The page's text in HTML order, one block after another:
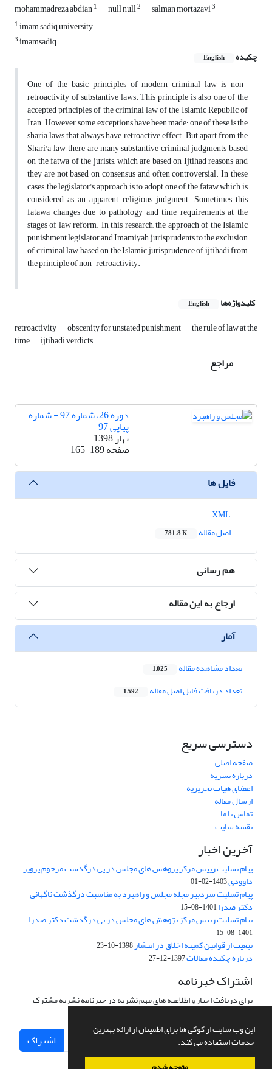
این وب سایت از کوکی ها برای اطمینان از ارائه بهترین
خدمات استفاده می کند.
mohammadreza abdian1 null null2 salman mortazavi3
1imam sadiq university
3imamsadiq
چکیده
English
One of the basic principles of modern criminal law is non-
retroactivity of substantive laws. This principle is also one of the
accepted principles of the criminal law of the Islamic Republic of
Iran. However, some exceptions have been made؛ one of these is the
sharia laws that always have retroactive effect. But apart from the
Shari'a law, there are many substantive criminal judgments based
on the fatwa of the jurists, which are based on Ijtihad reasons and
they are not based on consensus and often controversial. In these
cases, the legislator's approach is to adopt one of the fataw which is
considered as an apparent religious judgment. Sometimes this
fatawa changes due to pathology and time requirements at the
stages of law reform. In this research, the approach of the Islamic
punishment legislator and Imamiyah jurisprudents to the exclusion
of criminal law based on the Islamic jurisprudence of ijtihadi from
the principle of non-retroactivity.
کلیدواژه‌ها English
retroactivity obscenity for unstated punishment the rule of law at the
time ijtihadi verdicts
مراجع
دوره 26، شماره 97 - شماره
پیاپی 97
بهار 1398
صفحه165-189
فایل ها
اصل مقاله
781.8 K
هم رسانی
ارجاع به این مقاله
آمار
تعداد مشاهده مقاله 1,025
تعداد دریافت فایل اصل مقاله 1,592
دسترسی سریع
صفحه اصلی
درباره نشریه
اعضای هیات تحریریه
ارسال مقاله
تماس با ما
نقشه سایت
آخرین اخبار
پیام تسلیت رییس مرکز پژوهش های مجلس در پی درگذشت مرحوم پرویز
داوودی1403-02-01
پیام تسلیت سردبیر مجله مجلس و راهبرد به مناسبت درگذشت ناگهانی
دکتر صدرا1401-08-15
پیام تسلیت رییس مرکز پژوهش های مجلس در پی درگذشت دکتر صدرا
1401-08-15
تبعیت از قوانین کمیته اخلاق در انتشار1398-10-23
درباره چکیده مقالات1397-12-27
اشتراک خبرنامه
برای دریافت اخبار و اطلاعیه های مهم نشریه در خبرنامه نشریه مشترک
اشتراک